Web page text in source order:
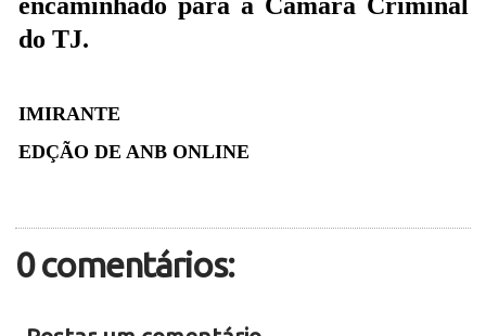
do TJ.
IMIRANTE
EDÇÃO DE ANB ONLINE
0 comentários: